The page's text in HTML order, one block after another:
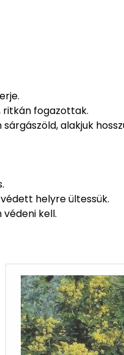
ritkán fogazottak.
alakjuk
helyre ültessük.
kell.